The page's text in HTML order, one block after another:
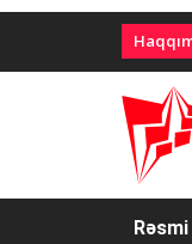
Rəsmi